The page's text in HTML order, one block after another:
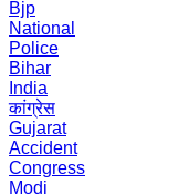
Bjp
National
Police
Bihar
India
कांग्रेस
Gujarat
Accident
Congress
Modi